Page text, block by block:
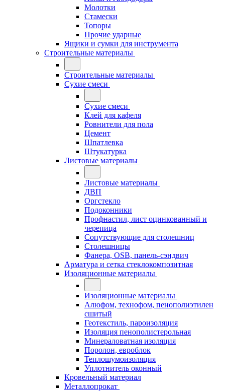
Молотки
Стамески
Топоры
Прочие ударные
Ящики и сумки для инструмента
Строительные материалы
Строительные материалы
Сухие смеси
Сухие смеси
Клей для кафеля
Ровнители для пола
Цемент
Шпатлевка
Штукатурка
Листовые материалы
Листовые материалы
ДВП
Оргстекло
Подоконники
Профнастил, лист оцинкованный и
черепица
Сопутствующие для столешниц
Столешницы
Фанера, OSB, панель-сэндвич
Арматура и сетка стеклокомпозитная
Изоляционные материалы
Изоляционные материалы
Алюфом, технофом, пенополиэтилен
сшитый
Геотекстиль, пароизоляция
Изоляция пенополистерольная
Минераловатная изоляция
Поролон, евроблок
Теплошумоизоляция
Уплотнитель оконный
Кровельный материал
Металлопрокат